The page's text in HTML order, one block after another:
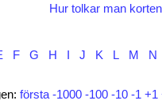
Hur tolkar man
F G H J K L M N
första -1000 -100 -10 -1 +1